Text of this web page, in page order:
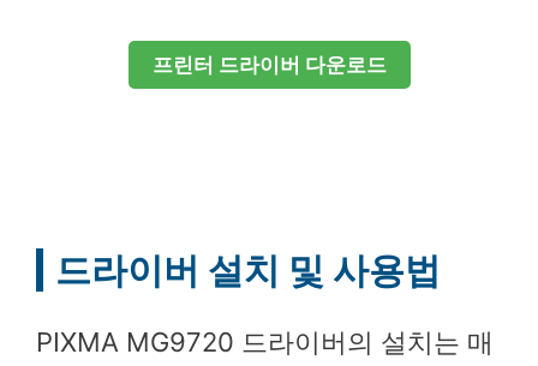
프린터 드라이버 다운로드
드라이버 설치 및 사용법
PIXMA MG9720 드라이버의 설치는 매